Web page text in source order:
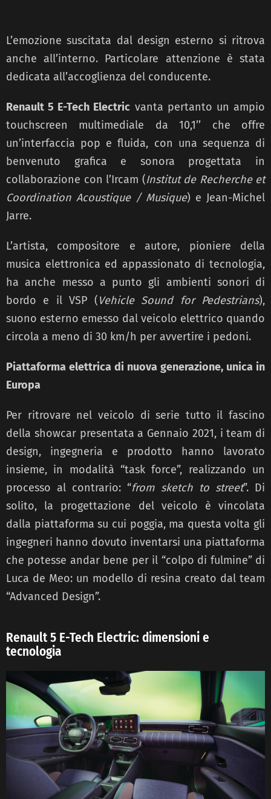
L’emozione suscitata dal design esterno si ritrova
anche all’interno. Particolare attenzione è stata
dedicata all’accoglienza del conducente.
Renault 5 E-Tech Electric vanta pertanto un ampio
touchscreen multimediale da 10,1’’ che offre
un’interfaccia pop e fluida, con una sequenza di
benvenuto grafica e sonora progettata in
collaborazione con l’Ircam (Institut de Recherche et
Coordination Acoustique / Musique) e Jean-Michel
Jarre.
L’artista, compositore e autore, pioniere della
musica elettronica ed appassionato di tecnologia,
ha anche messo a punto gli ambienti sonori di
bordo e il VSP (Vehicle Sound for Pedestrians),
suono esterno emesso dal veicolo elettrico quando
circola a meno di 30 km/h per avvertire i pedoni.
Piattaforma elettrica di nuova generazione, unica in
Europa
Per ritrovare nel veicolo di serie tutto il fascino
della showcar presentata a Gennaio 2021, i team di
design, ingegneria e prodotto hanno lavorato
insieme, in modalità “task force”, realizzando un
processo al contrario: “from sketch to street”. Di
solito, la progettazione del veicolo è vincolata
dalla piattaforma su cui poggia, ma questa volta gli
ingegneri hanno dovuto inventarsi una piattaforma
che potesse andar bene per il “colpo di fulmine” di
Luca de Meo: un modello di resina creato dal team
“Advanced Design”.
Renault 5 E-Tech Electric: dimensioni e
tecnologia